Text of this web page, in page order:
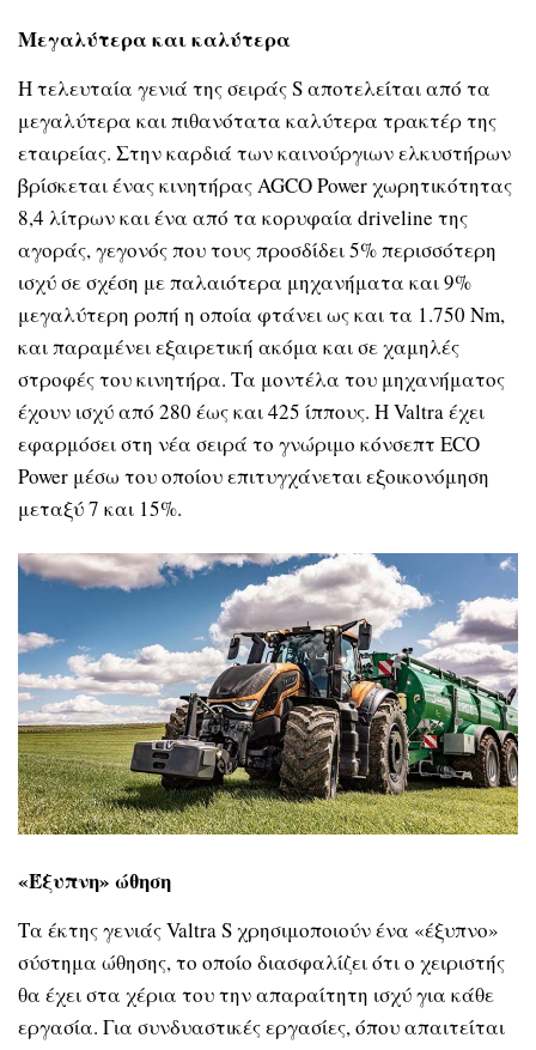
Μεγαλύτερα και καλύτερα
Η τελευταία γενιά της σειράςSαποτελείται από τα
μεγαλύτερα και πιθανότατα καλύτερα τρακτέρ της
εταιρείας. Στην καρδιά των καινούργιων ελκυστήρων
βρίσκεται ένας κινητήραςAGCO Powerχωρητικότητας
8,4 λίτρων και ένα από τα κορυφαία driveline της
αγοράς, γεγονός που τους προσδίδει 5% περισσότερη
ισχύ σε σχέση με παλαιότερα μηχανήματα και 9%
μεγαλύτερη ροπή η οποία φτάνει ως και τα 1.750 Nm,
και παραμένει εξαιρετική ακόμα και σε χαμηλές
στροφές του κινητήρα. Τα μοντέλα του μηχανήματος
έχουν ισχύ από 280 έως και 425 ίππους. ΗValtraέχει
εφαρμόσει στη νέα σειρά το γνώριμο κόνσεπτ ECO
Power μέσω του οποίου επιτυγχάνεται εξοικονόμηση
μεταξύ 7 και 15%.
«Έξυπνη» ώθηση
Τα έκτης γενιάςValtra Sχρησιμοποιούν ένα «έξυπνο»
σύστημα ώθησης, το οποίο διασφαλίζει ότι ο χειριστής
θα έχει στα χέρια του την απαραίτητη ισχύ για κάθε
εργασία. Για συνδυαστικές εργασίες, όπου απαιτείται